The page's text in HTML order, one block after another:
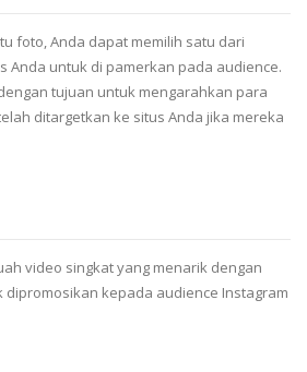
foto, Anda dapat memilih satu dari
Anda untuk di pamerkan pada audience.
tujuan untuk mengarahkan para
ditargetkan ke situs Anda jika mereka
video singkat yang menarik dengan
dipromosikan kepada audience Instagram